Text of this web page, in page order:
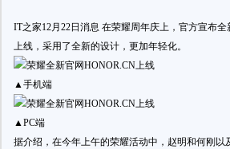
IT之家12月22日消息 在荣耀周年庆上，官方宣布
上线，采用了全新的设计，更加年轻化。
▲手机端
▲PC端
据介绍，在今年上午的荣耀活动中，赵明和何刚以